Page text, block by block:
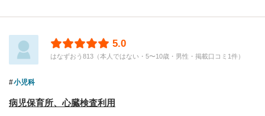
5.0
はなずおう813（本人ではない・5〜10歳・男性・掲載口コミ1件）
小児科
病児保育所、心臓検査利用